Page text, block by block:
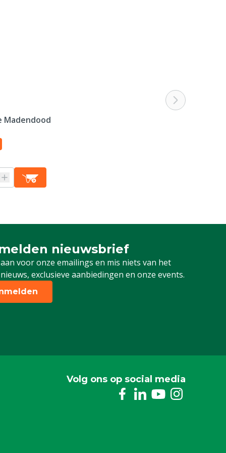
Madendood
nieuwsbrief
voor onze emailings en mis niets van het
exclusieve aanbiedingen en onze events.
aan voor onze nieuwsbrief
Volg ons op social media